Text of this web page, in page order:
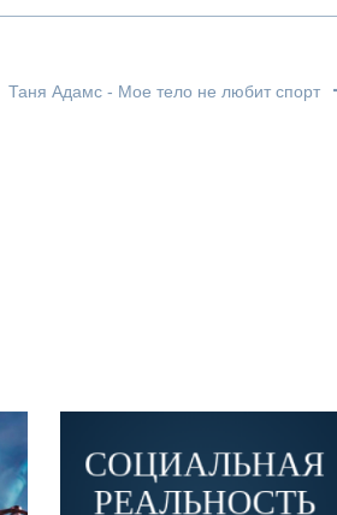
Таня Адамс - Мое тело не любит спорт